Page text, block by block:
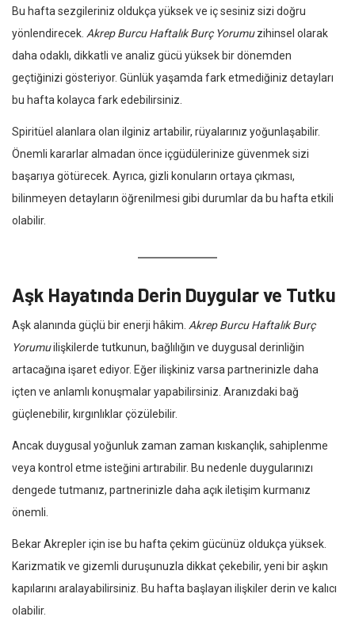
Bu hafta sezgileriniz oldukça yüksek ve iç sesiniz sizi doğru
yönlendirecek. Akrep Burcu Haftalık Burç Yorumuzihinsel olarak
daha odaklı, dikkatli ve analiz gücü yüksek bir dönemden
geçtiğinizi gösteriyor. Günlük yaşamda fark etmediğiniz detayları
bu hafta kolayca fark edebilirsiniz.
Spiritüel alanlara olan ilginiz artabilir, rüyalarınız yoğunlaşabilir.
Önemli kararlar almadan önce içgüdülerinize güvenmek sizi
başarıya götürecek. Ayrıca, gizli konuların ortaya çıkması,
bilinmeyen detayların öğrenilmesi gibi durumlar da bu hafta etkili
olabilir.
Aşk Hayatında Derin Duygular ve Tutku
Aşk alanında güçlü bir enerji hâkim. Akrep Burcu Haftalık Burç
Yorumuilişkilerde tutkunun, bağlılığın ve duygusal derinliğin
artacağına işaret ediyor. Eğer ilişkiniz varsa partnerinizle daha
içten ve anlamlı konuşmalar yapabilirsiniz. Aranızdaki bağ
güçlenebilir, kırgınlıklar çözülebilir.
Ancak duygusal yoğunluk zaman zaman kıskançlık, sahiplenme
veya kontrol etme isteğini artırabilir. Bu nedenle duygularınızı
dengede tutmanız, partnerinizle daha açık iletişim kurmanız
önemli.
Bekar Akrepler için ise bu hafta çekim gücünüz oldukça yüksek.
Karizmatik ve gizemli duruşunuzla dikkat çekebilir, yeni bir aşkın
kapılarını aralayabilirsiniz. Bu hafta başlayan ilişkiler derin ve kalıcı
olabilir.